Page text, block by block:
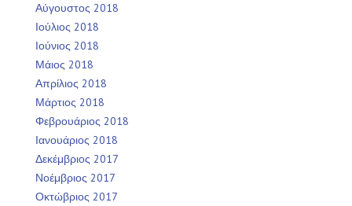
Αύγουστος 2018
Ιούλιος 2018
Ιούνιος 2018
Μάιος 2018
Απρίλιος 2018
Μάρτιος 2018
Φεβρουάριος 2018
Ιανουάριος 2018
Δεκέμβριος 2017
Νοέμβριος 2017
Οκτώβριος 2017